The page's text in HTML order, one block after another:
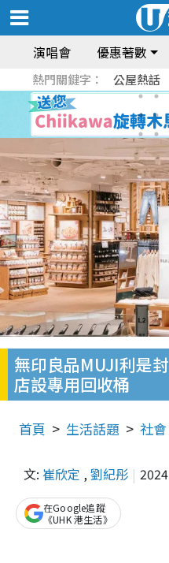
演唱會 優惠著數
熱門關鍵字： 公屋熱話
無印良品MUJI利是
店設專用回收桶
首頁 生活話題 社會
文: 崔欣定 ,劉紀彤
在Google追蹤
《UHK 港生活》